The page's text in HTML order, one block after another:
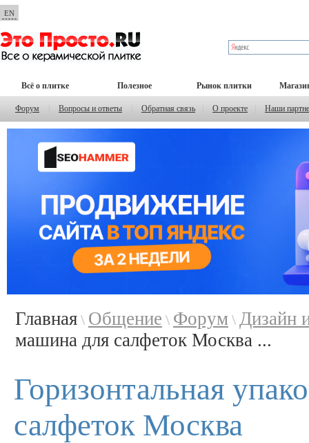
EN
Всё о плитке Полезное Рынок плитки
Форум Вопросы и ответы Обратная связь О проекте Наши
Главная \ Общение \ Форум \ Дизайн
машина для салфеток Москва ...
Горизонтальная
салфеток Москва